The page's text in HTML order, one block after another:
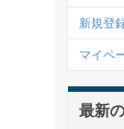
新規登
マイペ
最新